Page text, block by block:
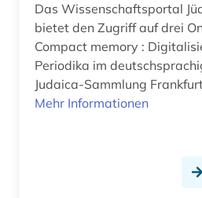
baustoffe (1)
bautechnik (1)
bauteile (1)
bauwerk (2)
Das Wissenschaftsportal
bietet den Zugriff auf drei
Compact memory :
Periodika im
Judaica-Sammlung
Mehr Informationen